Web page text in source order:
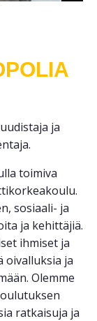
ja
toimiva
sosiaali- ja
ja kehittäjiä.
ihmiset ja
oivalluksia ja
Olemme
ratkaisuja ja